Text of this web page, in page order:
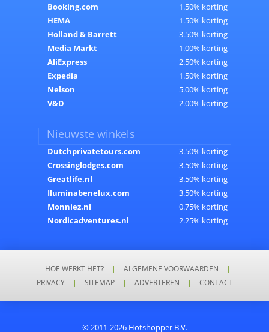
Booking.com
1.50% korting
HEMA
1.50% korting
Holland & Barrett
3.50% korting
Media Markt
1.00% korting
AliExpress
2.50% korting
Expedia
1.50% korting
Nelson
5.00% korting
V&D
2.00% korting
Nieuwste winkels
Dutchprivatetours.com
3.50% korting
Crossinglodges.com
3.50% korting
Greatlife.nl
3.50% korting
Iluminabenelux.com
3.50% korting
Monniez.nl
0.75% korting
Nordicadventures.nl
2.25% korting
HOE WERKT HET? | ALGEMENE VOORWAARDEN
|
PRIVACY
| SITEMAP | ADVERTEREN | CONTACT
© 2011-2026 Hotshopper B.V.